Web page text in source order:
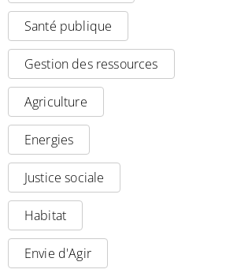
Santé publique
Gestion des ressources
Agriculture
Energies
Justice sociale
Habitat
Envie d'Agir